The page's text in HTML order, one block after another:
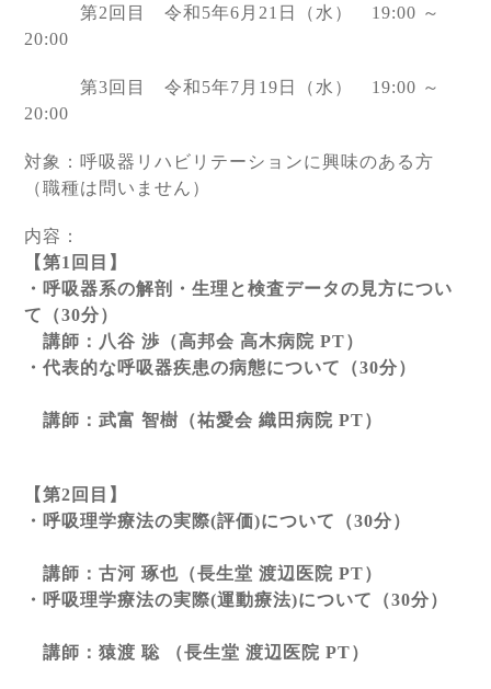
第2 回目 令和5年6 月 21 日（水） 19:00 ～
20:00
第3回目 令和5年7 月 19 日（水） 19:00 ～
20:00
対象：呼吸器リハビリテーションに興味のある方
（職種は問いません）
内容：
【第1 回目】
・呼吸器系の解剖・生理と検査データの見方につい
て（30分）
講師：八谷 渉（高邦会 高木病院 PT）
・代表的な呼吸器疾患の病態について（30分）
講師：武富 智樹（祐愛会 織田病院 PT）
【第2 回目】
・呼吸理学療法の実際(評価)について（30分）
講師：古河 琢也（長生堂 渡辺医院 PT）
・呼吸理学療法の実際(運動療法)について（30分）
講師：猿渡 聡 （長生堂 渡辺医院 PT）